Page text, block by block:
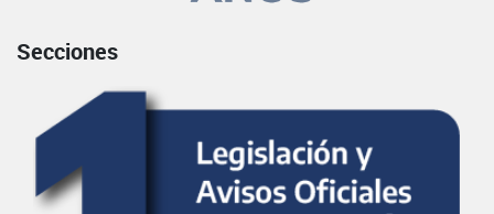
Secciones